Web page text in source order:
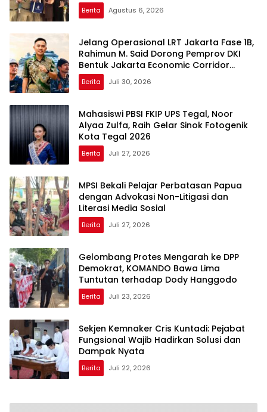
Berita Agustus 6, 2026
Jelang Operasional LRT Jakarta Fase 1B,
Rahimun M. Said Dorong Pemprov DKI
Bentuk Jakarta Economic Corridor
Initiative
Berita Juli 30, 2026
Mahasiswi PBSI FKIP UPS Tegal, Noor
Alyaa Zulfa, Raih Gelar Sinok Fotogenik
Kota Tegal 2026
Berita Juli 27, 2026
MPSI Bekali Pelajar Perbatasan Papua
dengan Advokasi Non-Litigasi dan
Literasi Media Sosial
Berita Juli 27, 2026
Gelombang Protes Mengarah ke DPP
Demokrat, KOMANDO Bawa Lima
Tuntutan terhadap Dody Hanggodo
Berita Juli 23, 2026
Sekjen Kemnaker Cris Kuntadi: Pejabat
Fungsional Wajib Hadirkan Solusi dan
Dampak Nyata
Berita Juli 22, 2026